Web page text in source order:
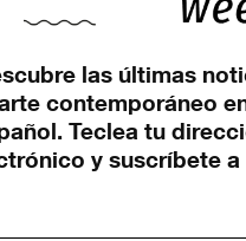
las últimas
contemporáneo
Teclea tu
y suscríbete